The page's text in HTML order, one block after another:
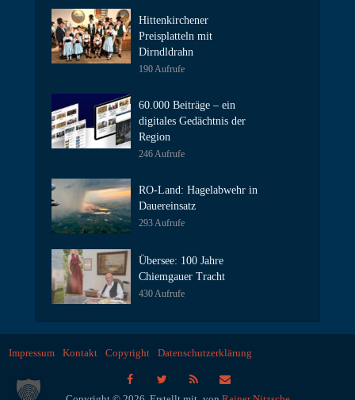
Hittenkirchener
Preisplatteln mit
Dirndldrahn
190 Aufrufe
60.000 Beiträge – ein
digitales Gedächtnis der
Region
246 Aufrufe
RO-Land: Hagelabwehr in
Dauereinsatz
293 Aufrufe
Übersee: 100 Jahre
Chiemgauer Tracht
430 Aufrufe
Impressum Kontakt Copyright Datenschutzerklärung